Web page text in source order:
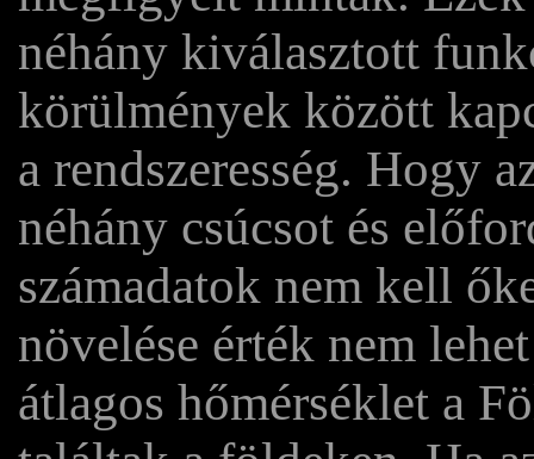
néhány kiválasztott
körülmények között
a rendszeresség. Hogy
néhány csúcsot és
számadatok nem kell
növelése érték nem
átlagos hőmérséklet a